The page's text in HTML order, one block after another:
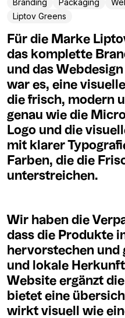
Liptov Greens
Für die Marke
das komplette
und das
war es, eine
die frisch, modern
genau wie die
Logo und die
mit klarer
Farben, die die
unterstreichen.
Wir haben die
dass die Produkte
hervorstechen
und lokale
Website ergänzt
bietet eine
wirkt visuell wie